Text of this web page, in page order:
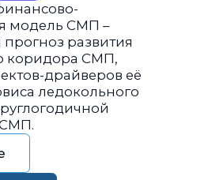
модель СМП –
развития
коридора СМП,
драйверов её
ледокольного